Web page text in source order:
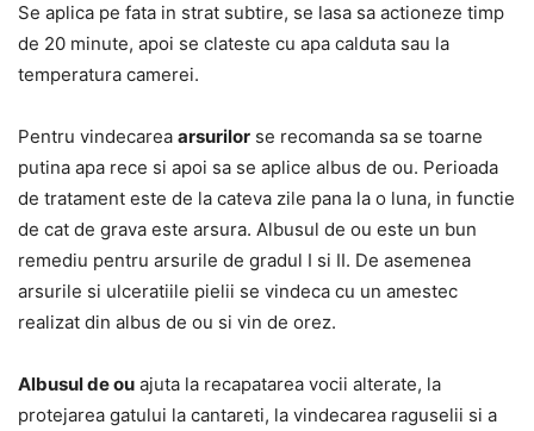
Se aplica pe fata in strat subtire, se lasa sa actioneze timp
de 20 minute, apoi se clateste cu apa calduta sau la
temperatura camerei.
Pentru vindecarea arsurilor se recomanda sa se toarne
putina apa rece si apoi sa se aplice albus de ou. Perioada
de tratament este de la cateva zile pana la o luna, in functie
de cat de grava este arsura. Albusul de ou este un bun
remediu pentru arsurile de gradul I si II. De asemenea
arsurile si ulceratiile pielii se vindeca cu un amestec
realizat din albus de ou si vin de orez.
Albusul de ou ajuta la recapatarea vocii alterate, la
protejarea gatului la cantareti, la vindecarea raguselii si a